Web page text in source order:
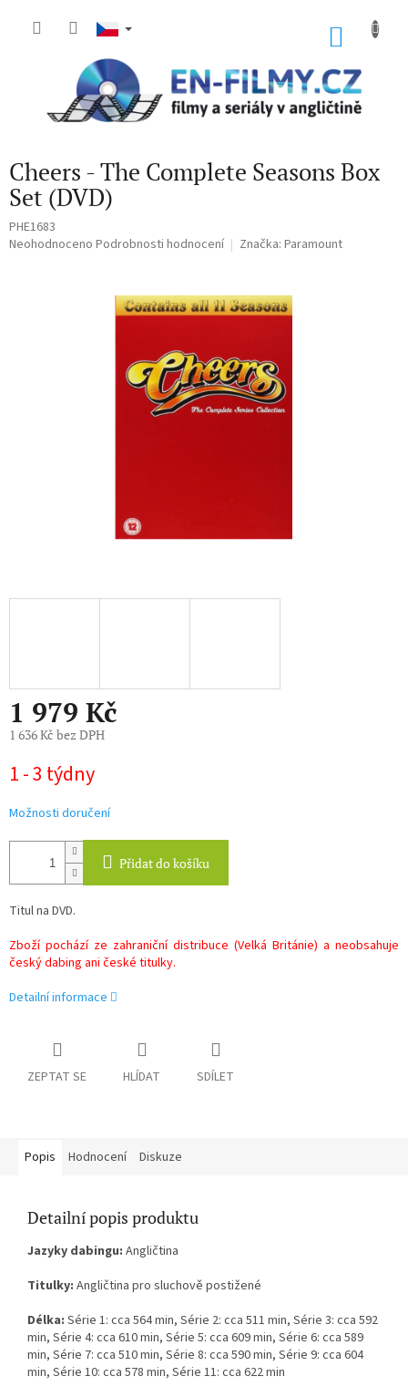
Cheers - The Complete Seasons Box
Set (DVD)
PHE1683
Průměrné
Neohodnoceno Podrobnosti hodnocení Značka: Paramount
1 979 Kč
1 636 Kč bez DPH
cena:
1 - 3 týdny
Možnosti doručení
Přidat do košíku
Titul na DVD.
Zboží pochází ze zahraniční distribuce (Velká Británie) a neobsahuje
český dabing ani české titulky.
Detailní informace
ZEPTAT SE HLÍDAT SDÍLET
Popis Hodnocení Diskuze
Detailní popis produktu
Jazyky dabingu: Angličtina
Titulky: Angličtina pro sluchově postižené
Délka: Série 1: cca 564 min, Série 2: cca 511 min, Série 3: cca 592
min, Série 4: cca 610 min, Série 5: cca 609 min, Série 6: cca 589
min, Série 7: cca 510 min, Série 8: cca 590 min, Série 9: cca 604
min, Série 10: cca 578 min, Série 11: cca 622 min